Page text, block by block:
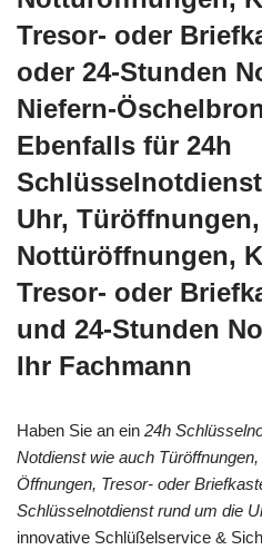
Tresor- oder
oder 24-Stunden
Niefern-
Ebenfalls für 24h
Uhr, Türöffnungen,
Nottüröffnungen,
Tresor- oder
und 24-Stunden
Ihr Fachmann
Haben Sie an ein 24h
Notdienst wie auch
Öffnungen, Tresor- oder
Schlüsselnotdienst rund um die
innovative Schlüßelservice &